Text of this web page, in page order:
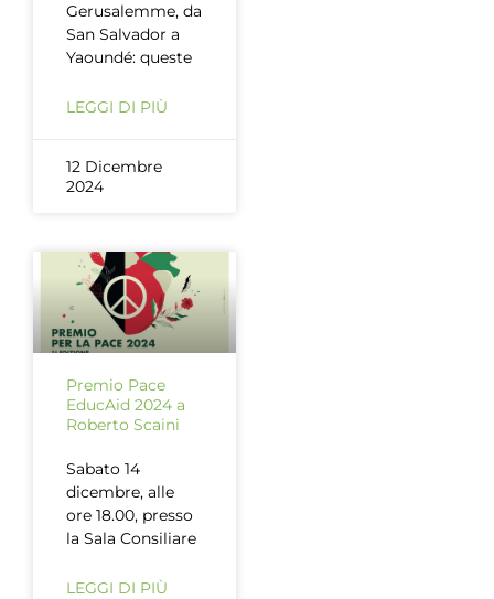
Gerusalemme, da
San Salvador a
Yaoundé: queste
LEGGI DI PIÙ
12 Dicembre
2024
Premio Pace
EducAid 2024 a
Roberto Scaini
Sabato 14
dicembre, alle
ore 18.00, presso
la Sala Consiliare
LEGGI DI PIÙ